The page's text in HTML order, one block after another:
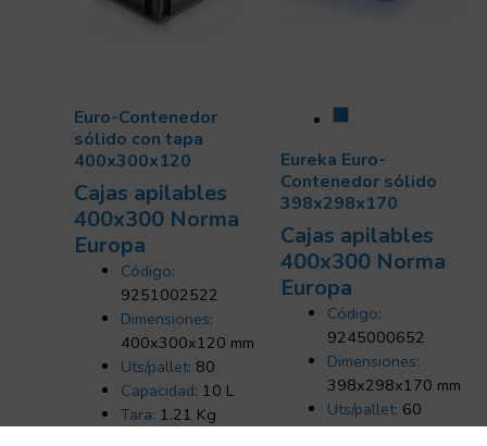
Euro-Contenedor
sólido con tapa
400x300x120
Cajas apilables
400x300 Norma
Europa
Código:
9251002522
Dimensiones:
400x300x120 mm
Uts/pallet: 80
Capacidad: 10 L
Tara: 1.21 Kg
Eureka Euro-
Contenedor sólido
398x298x170
Cajas apilables
400x300 Norma
Europa
Código:
9245000652
Dimensiones:
398x298x170 mm
Uts/pallet: 60
Capacidad:16 L